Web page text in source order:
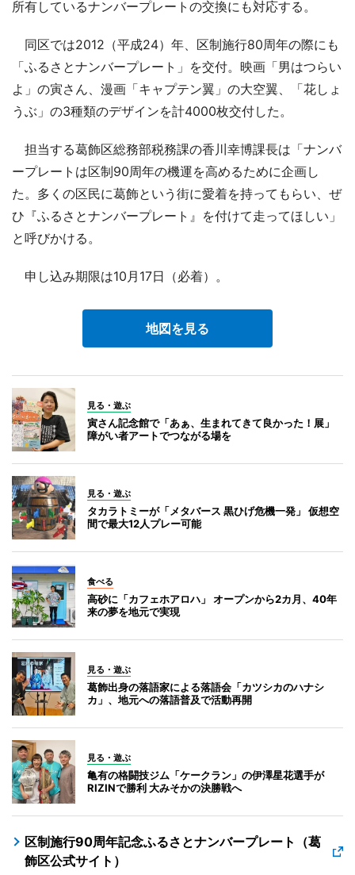
所有しているナンバープレートの交換にも対応する。
同区では2012（平成24）年、区制施行80周年の際にも
「ふるさとナンバープレート」を交付。映画「男はつらい
よ」の寅さん、漫画「キャプテン翼」の大空翼、「花しょ
うぶ」の3種類のデザインを計4000枚交付した。
担当する葛飾区総務部税務課の香川幸博課長は「ナンバ
ープレートは区制90周年の機運を高めるために企画し
た。多くの区民に葛飾という街に愛着を持ってもらい、ぜ
ひ『ふるさとナンバープレート』を付けて走ってほしい」
と呼びかける。
申し込み期限は10月17日（必着）。
地図を見る
見る・遊ぶ
寅さん記念館で「あぁ、生まれてきて良かった！展」
障がい者アートでつながる場を
見る・遊ぶ
タカラトミーが「メタバース 黒ひげ危機一発」 仮想空
間で最大12人プレー可能
食べる
高砂に「カフェホアロハ」 オープンから2カ月、40年
来の夢を地元で実現
見る・遊ぶ
葛飾出身の落語家による落語会「カツシカのハナシ
カ」、地元への落語普及で活動再開
見る・遊ぶ
亀有の格闘技ジム「ケークラン」の伊澤星花選手が
RIZINで勝利 大みそかの決勝戦へ
区制施行90周年記念ふるさとナンバープレート（葛
飾区公式サイト）